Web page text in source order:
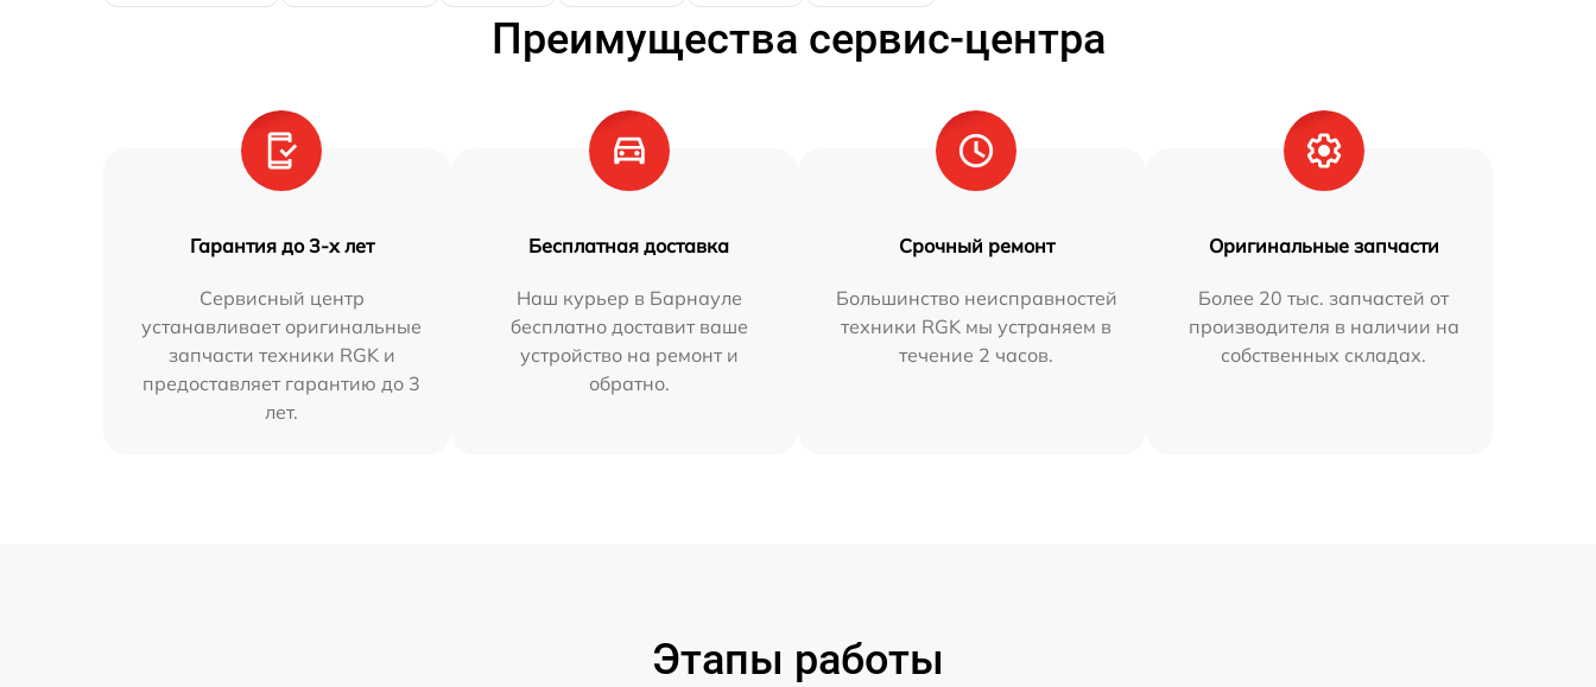
Преимущества сервис-центра
Гарантия до 3-х лет
Сервисный центр
устанавливает оригинальные
запчасти техники RGK и
предоставляет гарантию до 3
лет.
Бесплатная доставка
Наш курьер в Барнауле
бесплатно доставит ваше
устройство на ремонт и
обратно.
Срочный ремонт
Большинство неисправностей
техники RGK мы устраняем в
течение 2 часов.
Оригинальные запчасти
Более 20 тыс. запчастей от
производителя в наличии на
собственных складах.
Этапы работы